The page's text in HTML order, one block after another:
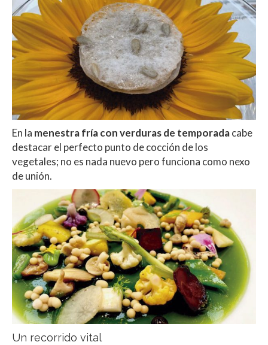
En la menestra fría con verduras de temporadacabe
destacar el perfecto punto de cocción de los
vegetales; no es nada nuevo pero funciona como nexo
de unión.
Un recorrido vital